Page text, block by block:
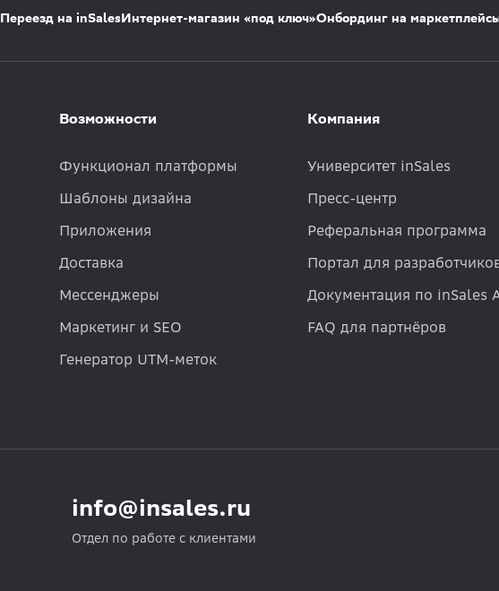
Переезд на inSalesИнтернет-магазин «под ключ»Онбординг на
Возможности
Функционал платформы
Шаблоны дизайна
Приложения
Доставка
Мессенджеры
Маркетинг и SEO
Генератор UTM-меток
Компания
Университет inSales
Пресс-центр
Реферальная программа
Портал для
Документация по inSales
FAQ для партнёров
info@insales.ru
Отдел по работе с клиентами